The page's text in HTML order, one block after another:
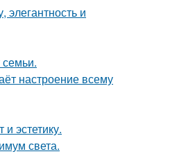
элегантность и
настроение всему
эстетику.
света.